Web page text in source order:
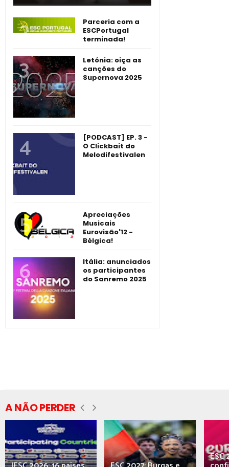
Parceria com a
ESCPortugal
terminada!
Letónia: oiça as
canções do
Supernova 2025
[PODCAST] EP. 3 -
O Clickbait do
Melodifestivalen
Apreciações
Musicais
Eurovisão'12 -
Bélgica!
Itália: anunciados
os participantes
do Sanremo 2025
A NÃO PERDER
ESC